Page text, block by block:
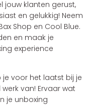
jouw klanten gerust,
en gelukkig! Neem
Shop en Cool Blue.
en maak je
experience
je voor het laatst bij je
van! Ervaar wat
je unboxing